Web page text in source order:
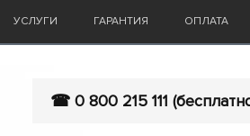
УСЛУГИ ГАРАНТИЯ ОПЛАТА
☎ 0 800 215 111